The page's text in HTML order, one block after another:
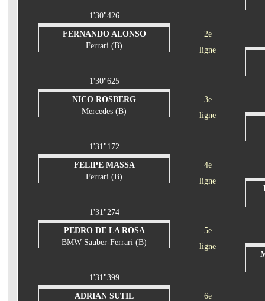
1'30"426
FERNANDO ALONSO
Ferrari (B)
2e
ligne
1'30"625
NICO ROSBERG
Mercedes (B)
3e
ligne
1'31"172
FELIPE MASSA
Ferrari (B)
4e
ligne
1'31"274
PEDRO DE LA ROSA
BMW Sauber-Ferrari (B)
5e
ligne
1'31"399
ADRIAN SUTIL
6e